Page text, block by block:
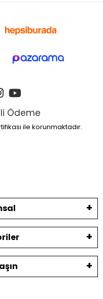
Ödeme
ile korunmaktadır.